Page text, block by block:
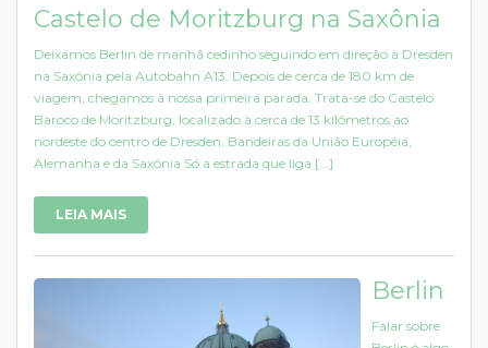
Castelo de Moritzburg na Saxônia
Deixamos Berlin de manhã cedinho seguindo em direção à Dresden
na Saxônia pela Autobahn A13. Depois de cerca de 180 km de
viagem, chegamos à nossa primeira parada. Trata-se do Castelo
Baroco de Moritzburg, localizado à cerca de 13 kilômetros ao
nordeste do centro de Dresden. Bandeiras da União Européia,
Alemanha e da Saxônia Só a estrada que liga [...]
LEIA MAIS
Berlin
Falar sobre